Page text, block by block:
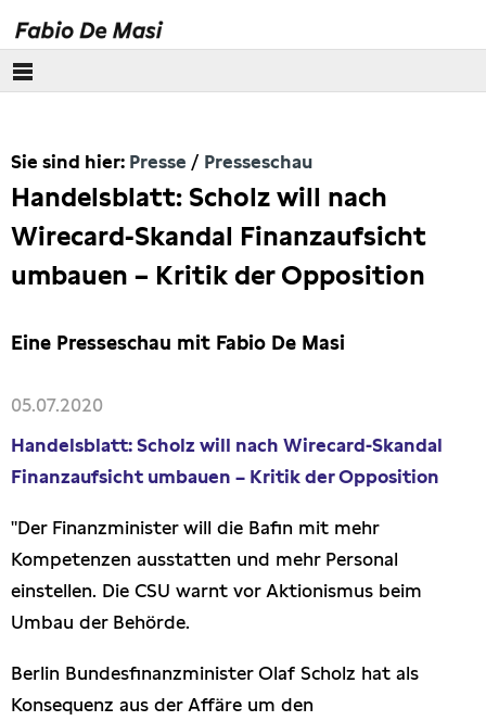
Europäisches Parlament
Themen
Presse
Pressebilder
Artikel
Publikationen
Sie sind hier: Presse Presseschau
Handelsblatt: Scholz will nach
Wirecard-Skandal Finanzaufsicht
umbauen – Kritik der Opposition
Eine Presseschau mit Fabio De Masi
05.07.2020
Handelsblatt: Scholz will nach Wirecard-Skandal
Finanzaufsicht umbauen – Kritik der Opposition
"Der Finanzminister will die Bafin mit mehr
Kompetenzen ausstatten und mehr Personal
einstellen. Die CSU warnt vor Aktionismus beim
Umbau der Behörde.
Berlin Bundesfinanzminister Olaf Scholz hat als
Konsequenz aus der Affäre um den